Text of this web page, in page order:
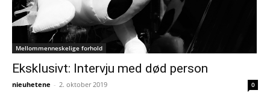
Mellommenneskelige forhold
Eksklusivt: Intervju med død person
nieuhetene - 2. oktober 2019 0